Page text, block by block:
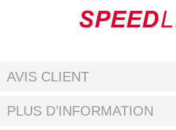
AVIS CLIENT
PLUS D’INFORMATION